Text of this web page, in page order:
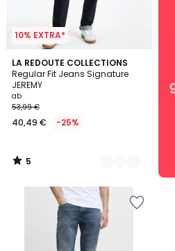
10% EXTRA*
LA REDOUTE COLLECTIONS
Regular Fit Jeans Signature
JEREMY
ab
53,99 €
40,49 € -25%
5
/
5
4
Farben
5
/